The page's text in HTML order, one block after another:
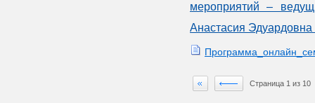
мероприятий –
Анастасия
Страница 1 из 10